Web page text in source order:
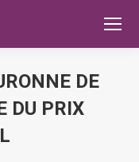
DE
DU PRIX